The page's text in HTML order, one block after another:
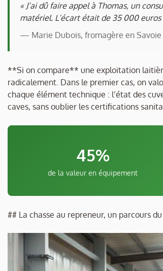
« J’ai dû faire appel à Thomas, un
matériel. L’écart était de 35 000 euros
— Marie Dubois, fromagère en Savoie
**Si on compare** une exploitation
radicalement. Dans le premier cas, on
chaque élément technique : l’état des
caves, sans oublier les certifications
45%
de la valeur en équipement
## La chasse au repreneur, un parcours